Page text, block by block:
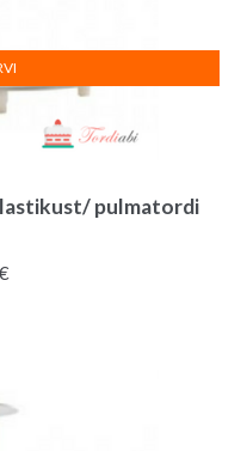
pulmatordi